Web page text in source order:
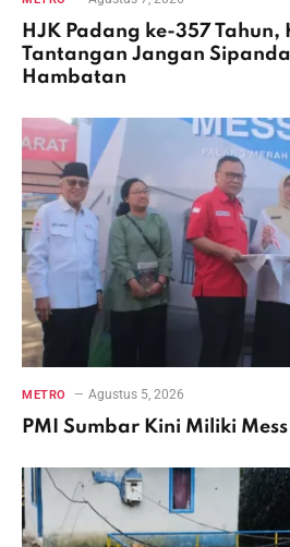
HJK Padang ke-357 Tahun,
Tantangan Jangan
Hambatan
METRO Agustus 5, 2026
PMI Sumbar Kini Miliki